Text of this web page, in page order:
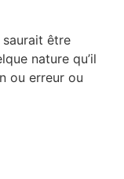
être
nature qu’il
ou erreur ou